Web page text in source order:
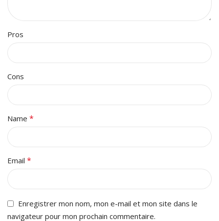
Pros
Cons
Name *
Email *
Enregistrer mon nom, mon e-mail et mon site dans le
navigateur pour mon prochain commentaire.